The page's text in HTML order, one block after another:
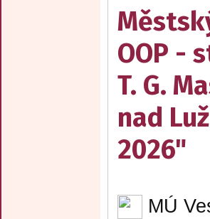
OOP -
T. G.
nad
2026"
MÚ